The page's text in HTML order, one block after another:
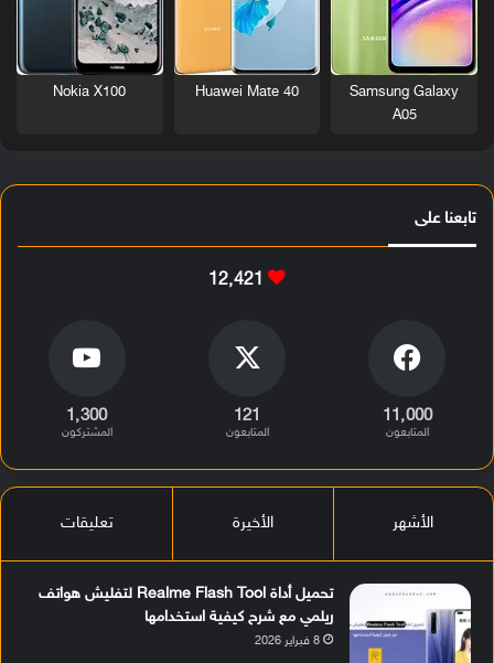
Samsung Galaxy
A05
Huawei Mate 40
Nokia X100
تابعنا على
12٬421
11٬000
المتابعون
121
المتابعون
1٬300
المشتركون
الأشهر الأخيرة تعليقات
تحميل أداة Realme Flash Tool لتفليش هواتف
ريلمي مع شرح كيفية استخدامها
8 فبراير 2026